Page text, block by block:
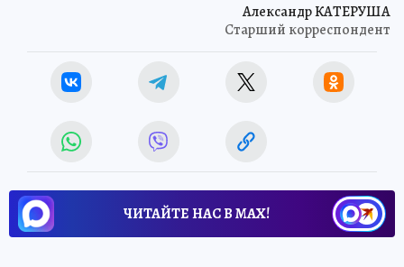
Александр КАТЕРУША
Старший корреспондент
ЧИТАЙТЕ НАС В МАХ!